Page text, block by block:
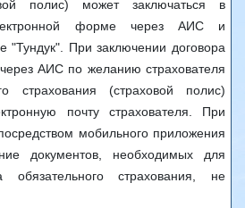
полис) может заключаться в
форме через АИС и
"Тундук". При заключении договора
АИС по желанию страхователя
страхования (страховой полис)
почту страхователя. При
мобильного приложения
документов, необходимых для
обязательного страхования, не